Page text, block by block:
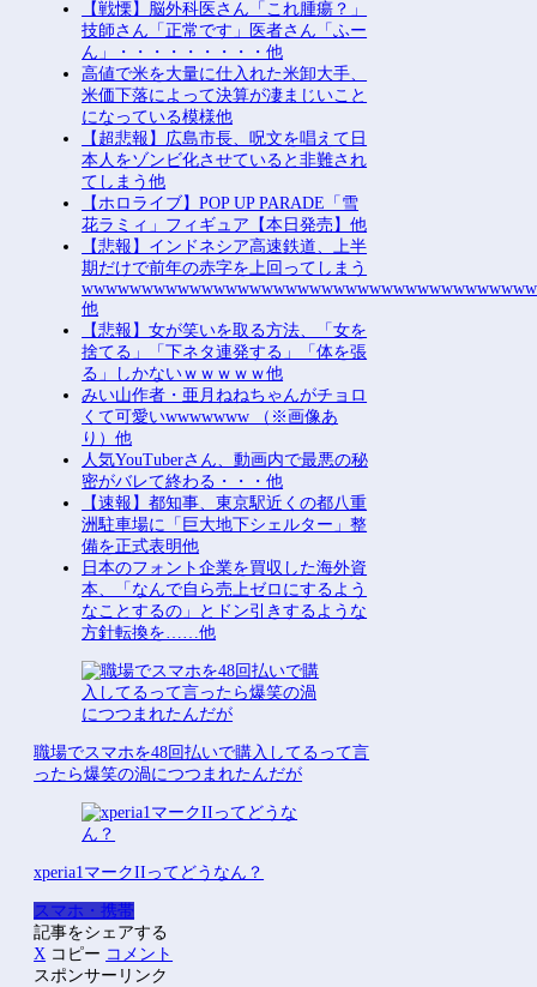
【戦慄】脳外科医さん「これ腫瘍？」
技師さん「正常です」医者さん「ふー
ん」・・・・・・・・・他
高値で米を大量に仕入れた米卸大手、
米価下落によって決算が凄まじいこと
になっている模様他
【超悲報】広島市長、呪文を唱えて日
本人をゾンビ化させていると非難され
てしまう他
【ホロライブ】POP UP PARADE「雪
花ラミィ」フィギュア【本日発売】他
【悲報】インドネシア高速鉄道、上半
期だけで前年の赤字を上回ってしまう
他
【悲報】女が笑いを取る方法、「女を
捨てる」「下ネタ連発する」「体を張
る」しかないｗｗｗｗｗ他
みい山作者・亜月ねねちゃんがチョロ
くて可愛いwwwwwww （※画像あ
り）他
人気YouTuberさん、動画内で最悪の秘
密がバレて終わる・・・他
【速報】都知事、東京駅近くの都八重
洲駐車場に「巨大地下シェルター」整
備を正式表明他
日本のフォント企業を買収した海外資
本、「なんで自ら売上ゼロにするよう
なことするの」とドン引きするような
方針転換を……他
職場でスマホを48回払いで購入してるって言
ったら爆笑の渦につつまれたんだが
xperia1マークIIってどうなん？
スマホ・携帯
記事をシェアする
X コピー コメント
スポンサーリンク